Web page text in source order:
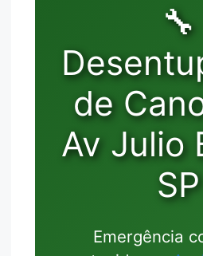
🔧
de
Av Julio
SP
Emergência